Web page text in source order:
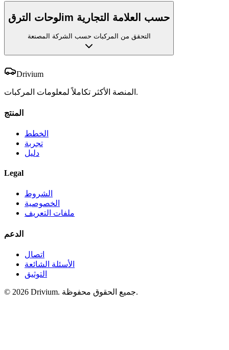
لوحات الترقim حسب العلامة التجارية
التحقق من المركبات حسب الشركة المصنعة
Drivium
المنصة الأكثر تكاملاً لمعلومات المركبات.
المنتج
الخطط
تجربة
دليل
Legal
الشروط
الخصوصية
ملفات التعريف
الدعم
اتصال
الأسئلة الشائعة
التوثيق
© 2026 Drivium. جميع الحقوق محفوظة.